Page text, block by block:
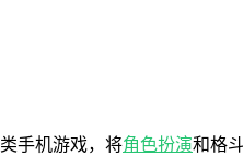
类手机游戏，将角色扮演和格